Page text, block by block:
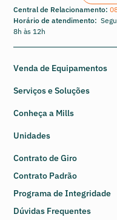
Central de Relacionamento:
Horário de atendimento:
8h às 12h
Venda de Equipamentos
Serviços e Soluções
Conheça a Mills
Unidades
Contrato de Giro
Contrato Padrão
Programa de Integridade
Dúvidas Frequentes